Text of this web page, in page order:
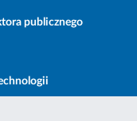
publicznego